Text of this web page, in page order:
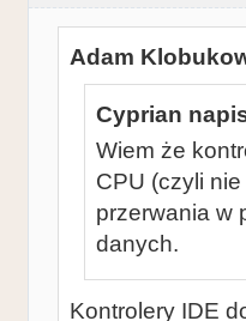
Adam
Cyprian
Wiem że
CPU (czyli
przerwania w
danych.
Kontrolery IDE